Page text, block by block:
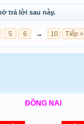
trả lời sau này.
5 6 → 10 Tiếp >
ĐỒNG NAI